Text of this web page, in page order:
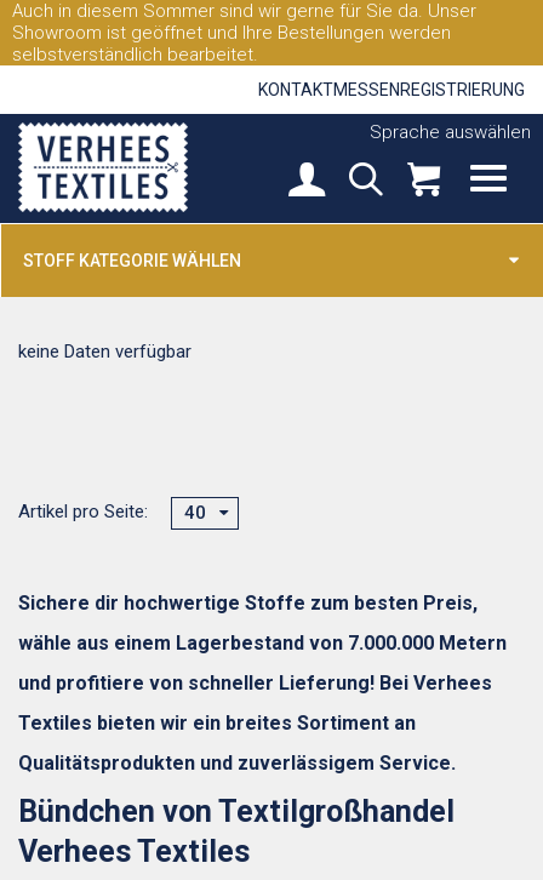
Auch in diesem Sommer sind wir gerne für Sie da. Unser
Showroom ist geöffnet und Ihre Bestellungen werden
selbstverständlich bearbeitet.
KONTAKTMESSEN REGISTRIERUNG
Sprache auswählen
STOFF KATEGORIE WÄHLEN
keine Daten verfügbar
Artikel pro Seite: 40
Sichere dir hochwertige Stoffe zum besten Preis,
wähle aus einem Lagerbestand von 7.000.000 Metern
und profitiere von schneller Lieferung! Bei Verhees
Textiles bieten wir ein breites Sortiment an
Qualitätsprodukten und zuverlässigem Service.
Bündchen von Textilgroßhandel
Verhees Textiles